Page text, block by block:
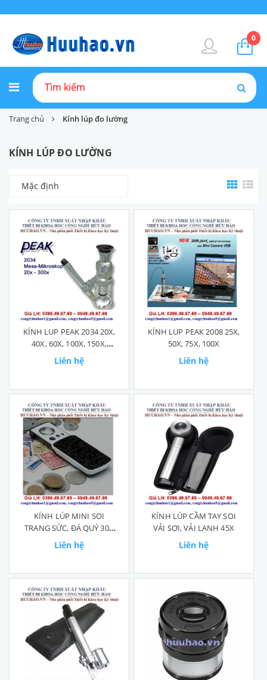
0
Trang chủ Kính lúp đo lường
KÍNH LÚP ĐO LƯỜNG
Mặc định
KÍNH LUP PEAK 2034 20X,
40X, 60X, 100X, 150X,
200X, 300X
Liên hệ
KÍNH LUP PEAK 2008 25X,
50X, 75X, 100X
Liên hệ
KÍNH LÚP MINI SOI
TRANG SỨC, ĐÁ QUÝ 30X
60X 90X
Liên hệ
KÍNH LÚP CẦM TAY SOI
VẢI SỢI, VẢI LANH 45X
Liên hệ